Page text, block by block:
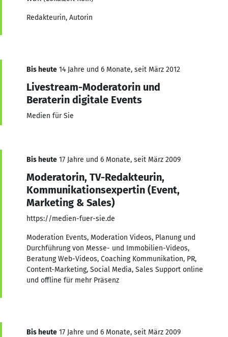
Redakteurin, Autorin
Bis heute 14 Jahre und 6 Monate, seit März 2012
Livestream-Moderatorin und
Beraterin digitale Events
Medien für Sie
Bis heute 17 Jahre und 6 Monate, seit März 2009
Moderatorin, TV-Redakteurin,
Kommunikationsexpertin (Event,
Marketing & Sales)
https://medien-fuer-sie.de
Moderation Events, Moderation Videos, Planung und
Durchführung von Messe- und Immobilien-Videos,
Beratung Web-Videos, Coaching Kommunikation, PR,
Content-Marketing, Social Media, Sales Support online
und offline für mehr Präsenz
Bis heute 17 Jahre und 6 Monate, seit März 2009